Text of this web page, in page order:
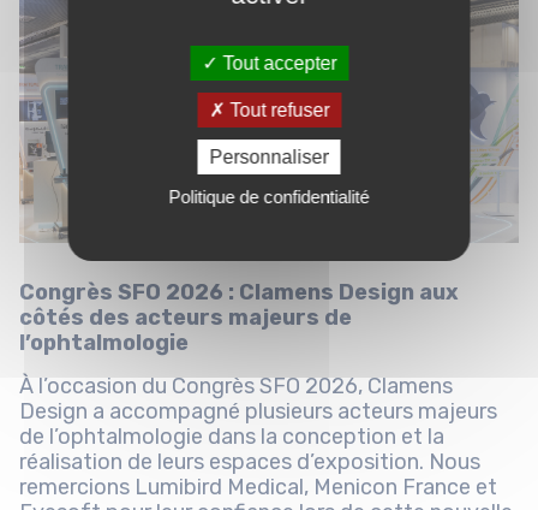
Congrès SFO 2026 : Clamens Design aux
côtés des acteurs majeurs de
l’ophtalmologie
À l’occasion du Congrès SFO 2026, Clamens
Design a accompagné plusieurs acteurs majeurs
de l’ophtalmologie dans la conception et la
réalisation de leurs espaces d’exposition. Nous
remercions Lumibird Medical, Menicon France et
Tout accepter
Tout refuser
Personnaliser
Politique de confidentialité